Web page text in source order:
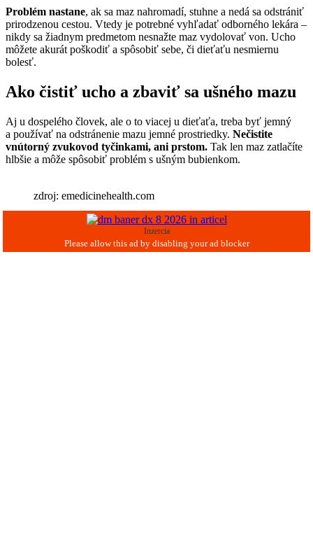
Problém nastane, ak sa maz nahromadí, stuhne a nedá sa odstrániť
prirodzenou cestou. Vtedy je potrebné vyhľadať odborného lekára –
nikdy sa žiadnym predmetom nesnažte maz vydolovať von. Ucho
môžete akurát poškodiť a spôsobiť sebe, či dieťaťu nesmiernu
bolesť.
Ako čistiť ucho a zbaviť sa ušného mazu
Aj u dospelého človek, ale o to viacej u dieťaťa, treba byť jemný
a používať na odstránenie mazu jemné prostriedky. Nečistite
vnútorný zvukovod tyčinkami, ani prstom. Tak len maz zatlačíte
hlbšie a môže spôsobiť problém s ušným bubienkom.
zdroj: emedicinehealth.com
Inzercia